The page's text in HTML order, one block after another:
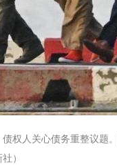
权人关心债务重整议题
）